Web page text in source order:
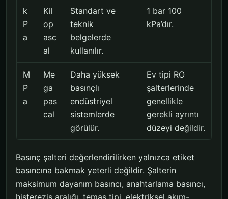
k
P
a
Kil
op
asc
al
Standart ve
teknik
belgelerde
kullanılır.
1 bar 100
kPa’dır.
M
P
a
Me
ga
pas
cal
Daha yüksek
basınçlı
endüstriyel
sistemlerde
görülür.
Ev tipi RO
şalterlerinde
genellikle
gerekli ayrıntı
düzeyi değildir.
Basınç şalteri değerlendirilirken yalnızca etiket
basıncına bakmak yeterli değildir. Şalterin
maksimum dayanım basıncı, anahtarlama basıncı,
histerezis aralığı, temas tipi, elektriksel akım-